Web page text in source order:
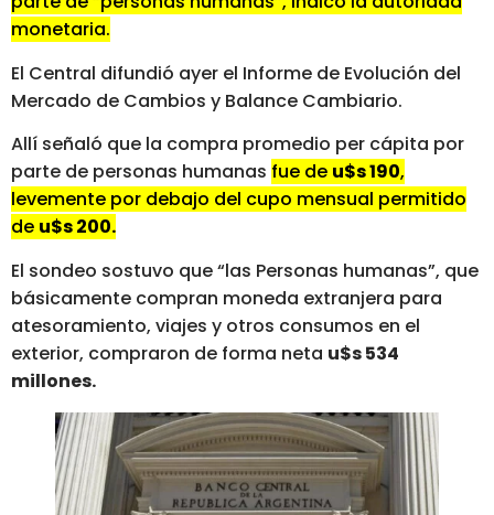
monetaria.
El Central difundió ayer el Informe de Evolución del
Mercado de Cambios y Balance Cambiario.
Allí señaló que la compra promedio per cápita por
parte de personas humanas fue de u$s 190,
levemente por debajo del cupo mensual permitido
de u$s 200.
El sondeo sostuvo que “las Personas humanas”, que
básicamente compran moneda extranjera para
atesoramiento, viajes y otros consumos en el
exterior, compraron de forma neta u$s 534
millones.